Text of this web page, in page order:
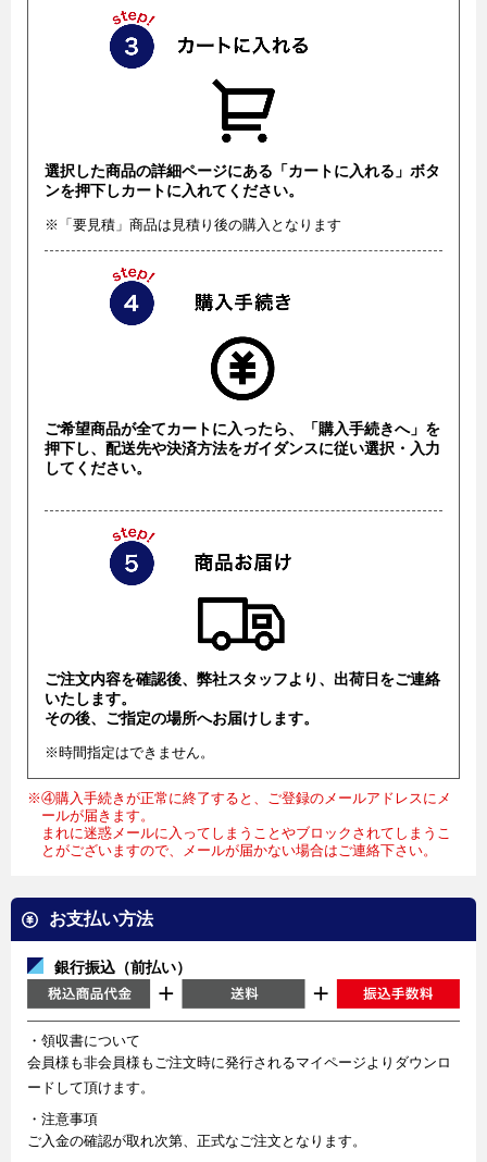
選択した商品の詳細ページにある「カートに入れる」ボタ
ンを押下しカートに入れてください。
※「要見積」商品は見積り後の購入となります
ご希望商品が全てカートに入ったら、「購入手続きへ」を
押下し、配送先や決済方法をガイダンスに従い選択・入力
してください。
ご注文内容を確認後、弊社スタッフより、出荷日をご連絡
いたします。
その後、ご指定の場所へお届けします。
※時間指定はできません。
※④購入手続きが正常に終了すると、ご登録のメールアドレスにメ
ールが届きます。
まれに迷惑メールに入ってしまうことやブロックされてしまうこ
とがございますので、メールが届かない場合はご連絡下さい。
お支払い方法
銀行振込（前払い）
・領収書について
会員様も非会員様もご注文時に発行されるマイページよりダウンロ
ードして頂けます。
・注意事項
ご入金の確認が取れ次第、正式なご注文となります。